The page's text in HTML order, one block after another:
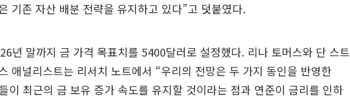
기존 자산 배분 전략을 유지하고 있다”고 덧붙였다.
년 말까지 금 가격 목표치를 5400달러로 설정했다. 리나 토머스와 단 스트
애널리스트는 리서치 노트에서 “우리의 전망은 두 가지 동인을 반영한
이 최근의 금 보유 증가 속도를 유지할 것이라는 점과 연준이 금리를 인하